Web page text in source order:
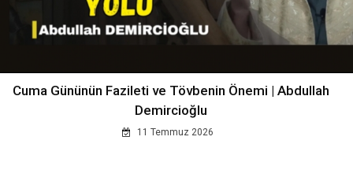
Cuma Gününün Fazileti ve Tövbenin Önemi | Abdullah
Demircioğlu
11 Temmuz 2026